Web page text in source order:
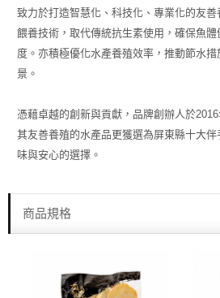
致力於打造智慧化、科技化、專業化的友
餵養技術，取代傳統抗生素使用，確保魚
度。亦積極優化水產養殖效率，推動節水
景。
憑藉卓越的創新與貢獻，品牌創辦人於
其友善養殖的水產品更獲選為屏東縣十大
味與安心的選擇。
商品規格